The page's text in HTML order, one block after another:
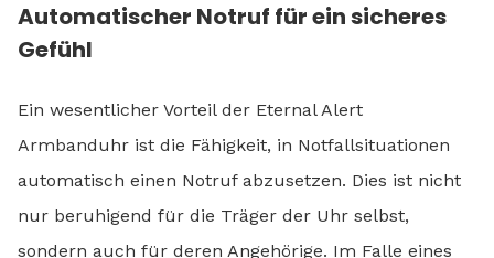
Automatischer Notruf für ein sicheres
Gefühl
Ein wesentlicher Vorteil der Eternal Alert
Armbanduhr ist die Fähigkeit, in Notfallsituationen
automatisch einen Notruf abzusetzen. Dies ist nicht
nur beruhigend für die Träger der Uhr selbst,
sondern auch für deren Angehörige. Im Falle eines